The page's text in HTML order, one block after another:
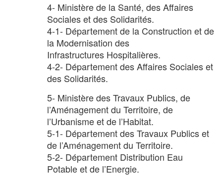
4- Ministère de la Santé, des Affaires
Sociales et des Solidarités.
4-1- Département de la Construction et de
la Modernisation des
Infrastructures Hospitalières.
4-2- Département des Affaires Sociales et
des Solidarités.
5- Ministère des Travaux Publics, de
l’Aménagement du Territoire, de
l’Urbanisme et de l’Habitat.
5-1- Département des Travaux Publics et
de l’Aménagement du Territoire.
5-2- Département Distribution Eau
Potable et de l’Energie.